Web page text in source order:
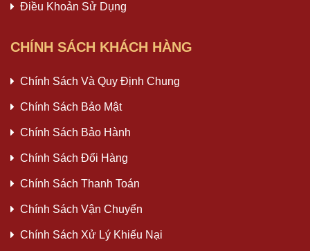
Điều Khoản Sử Dụng
CHÍNH SÁCH KHÁCH HÀNG
Chính Sách Và Quy Định Chung
Chính Sách Bảo Mật
Chính Sách Bảo Hành
Chính Sách Đổi Hàng
Chính Sách Thanh Toán
Chính Sách Vận Chuyển
Chính Sách Xử Lý Khiếu Nại